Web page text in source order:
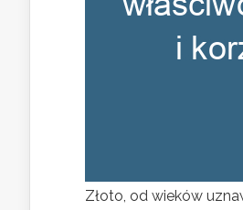
Złoto, od wieków